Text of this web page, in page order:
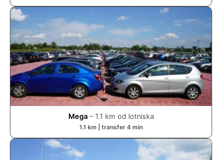
Mega – 1.1 km od lotniska
1.1 km | transfer 4 min